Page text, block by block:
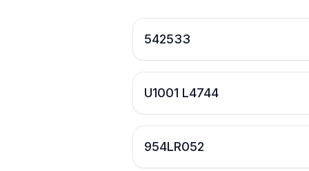
542533
U1001 L4744
954LR052